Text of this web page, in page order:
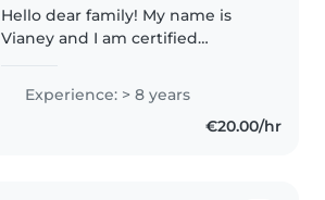
Hello dear family! My name is
Vianey and I am certified
boys during a year. I give private
painting classes for children..
Experience: > 8 years
€20.00/hr